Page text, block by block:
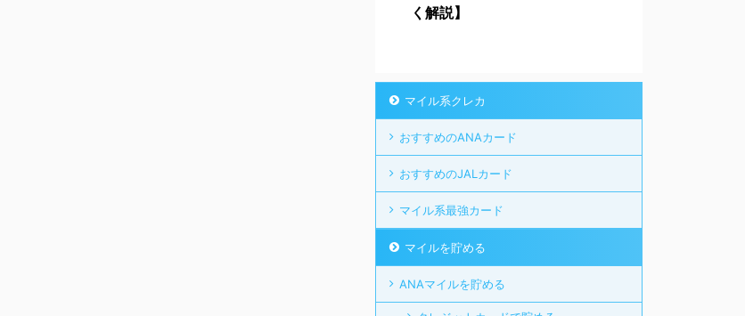
く解説】
マイル系クレカ
おすすめのANAカード
おすすめのJALカード
マイル系最強カード
マイルを貯める
ANAマイルを貯める